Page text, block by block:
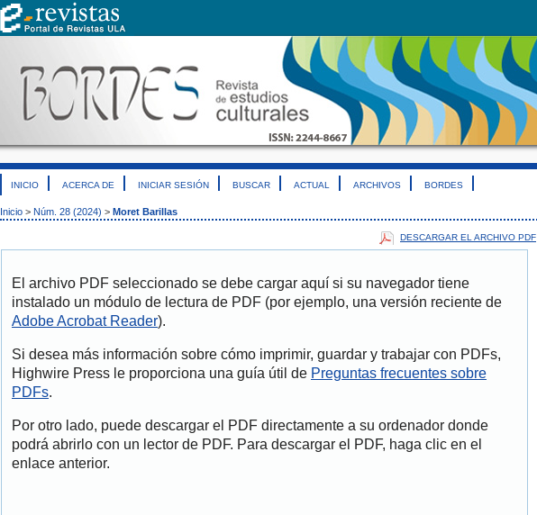
INICIO ACERCA DE INICIAR SESIÓN BUSCAR ACTUAL ARCHIVOS BORDES
Inicio > Núm. 28 (2024) > Moret Barillas
DESCARGAR EL ARCHIVO PDF
El archivo PDF seleccionado se debe cargar aquí si su navegador tiene
instalado un módulo de lectura de PDF (por ejemplo, una versión reciente de
Adobe Acrobat Reader).
Si desea más información sobre cómo imprimir, guardar y trabajar con PDFs,
Highwire Press le proporciona una guía útil de Preguntas frecuentes sobre
PDFs.
Por otro lado, puede descargar el PDF directamente a su ordenador donde
podrá abrirlo con un lector de PDF. Para descargar el PDF, haga clic en el
enlace anterior.